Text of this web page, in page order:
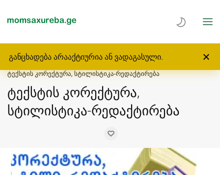
განცხადება არააქტიურია ან ვადაგასული.
მთავარი მომსახურება ბეჭდვა, პოლიგრაფია
ტექსტის კორექტურა, სტილისტიკა-რედაქტირება
ტექსტის კორექტურა,
სტილისტიკა-რედაქტირება